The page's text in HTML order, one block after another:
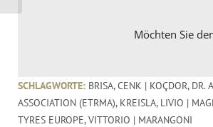
Möchten Sie
SCHLAGWORTE: BRISA,CENK | KOÇDOR, DR.
ASSOCIATION (ETRMA), KREISLA, LIVIO |
TYRES EUROPE,VITTORIO | MARANGONI